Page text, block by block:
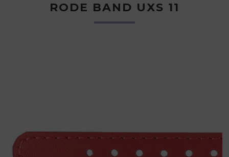
RODE BAND UXS 11